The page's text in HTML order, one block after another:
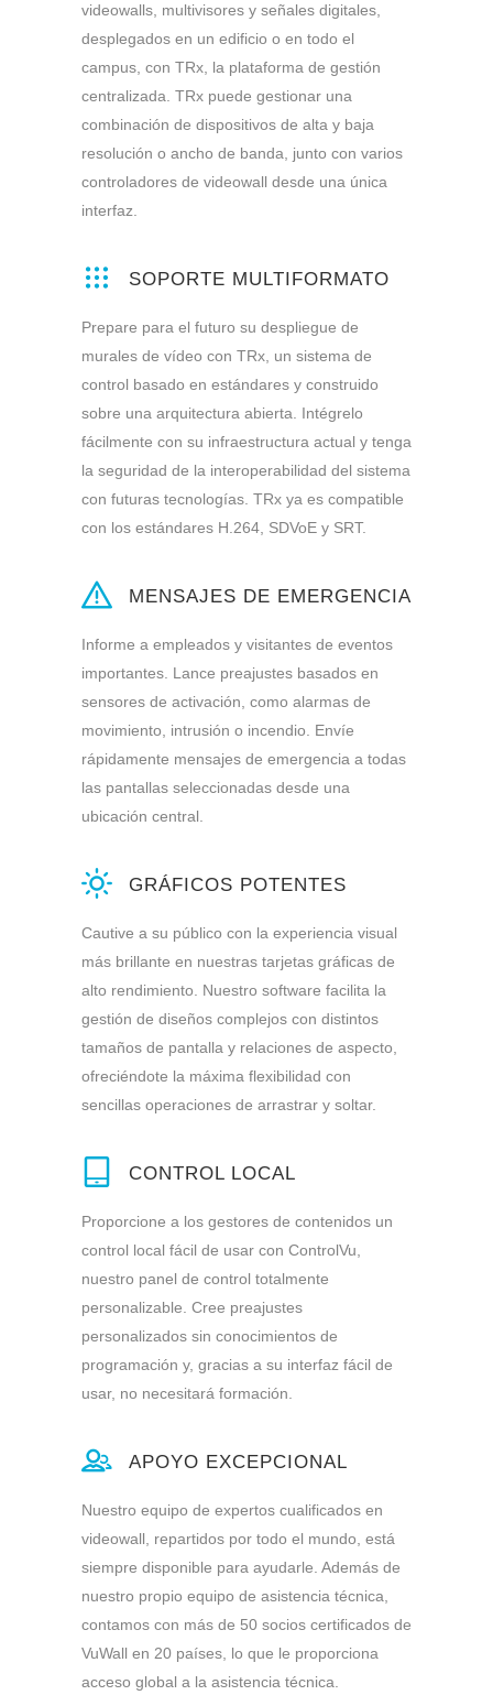
videowalls, multivisores y señales digitales,
desplegados en un edificio o en todo el
campus, con TRx, la plataforma de gestión
centralizada. TRx puede gestionar una
combinación de dispositivos de alta y baja
resolución o ancho de banda, junto con varios
controladores de videowall desde una única
interfaz.
SOPORTE MULTIFORMATO
Prepare para el futuro su despliegue de
murales de vídeo con TRx, un sistema de
control basado en estándares y construido
sobre una arquitectura abierta. Intégrelo
fácilmente con su infraestructura actual y tenga
la seguridad de la interoperabilidad del sistema
con futuras tecnologías. TRx ya es compatible
con los estándares H.264, SDVoE y SRT.
MENSAJES DE EMERGENCIA
Informe a empleados y visitantes de eventos
importantes. Lance preajustes basados en
sensores de activación, como alarmas de
movimiento, intrusión o incendio. Envíe
rápidamente mensajes de emergencia a todas
las pantallas seleccionadas desde una
ubicación central.
GRÁFICOS POTENTES
Cautive a su público con la experiencia visual
más brillante en nuestras tarjetas gráficas de
alto rendimiento. Nuestro software facilita la
gestión de diseños complejos con distintos
tamaños de pantalla y relaciones de aspecto,
ofreciéndote la máxima flexibilidad con
sencillas operaciones de arrastrar y soltar.
CONTROL LOCAL
Proporcione a los gestores de contenidos un
control local fácil de usar con ControlVu,
nuestro panel de control totalmente
personalizable. Cree preajustes
personalizados sin conocimientos de
programación y, gracias a su interfaz fácil de
usar, no necesitará formación.
APOYO EXCEPCIONAL
Nuestro equipo de expertos cualificados en
videowall, repartidos por todo el mundo, está
siempre disponible para ayudarle. Además de
nuestro propio equipo de asistencia técnica,
contamos con más de 50 socios certificados de
VuWall en 20 países, lo que le proporciona
acceso global a la asistencia técnica.